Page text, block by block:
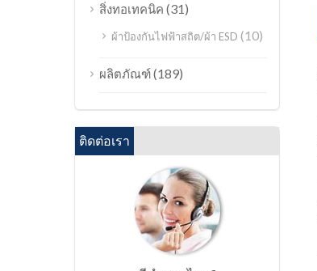
สิ่งทอเทคนิค (31)
ผ้าป้องกันไฟฟ้าสถิต/ผ้า ESD (10)
ผลิตภัณฑ์(189)
ติดต่อเรา